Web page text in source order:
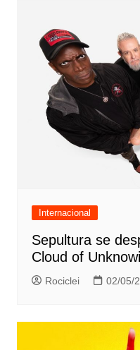
Internacional
Sepultura se
Cloud of
Rociclei 02/05/